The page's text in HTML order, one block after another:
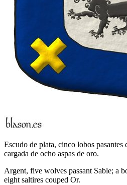
Escudo de plata, cinco lobos pasantes
cargada de ocho aspas de oro.
Argent, five wolves passant Sable; a
eight saltires couped Or.